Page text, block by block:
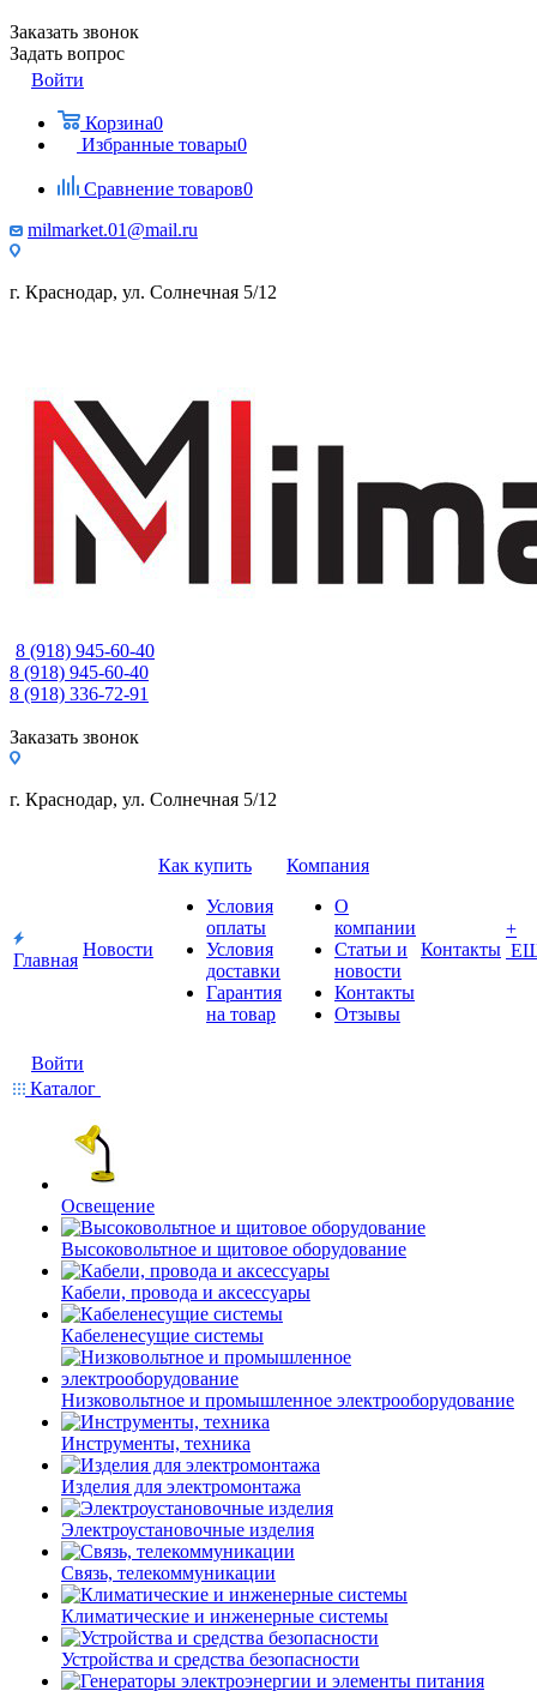
Заказать звонок
Задать вопрос
Войти
Корзина0
Избранные товары0
Сравнение товаров0
milmarket.01@mail.ru
г. Краснодар, ул. Солнечная 5/12
8 (918) 945-60-40
8 (918) 945-60-40
8 (918) 336-72-91
Заказать звонок
г. Краснодар, ул. Солнечная 5/12
Главная
Новости
Как купить
Условия
оплаты
Условия
доставки
Гарантия
на товар
Компания
О
компании
Статьи и
новости
Контакты
Отзывы
Контакты
+
Войти
Каталог
Освещение
Высоковольтное и щитовое оборудование
Кабели, провода и аксессуары
Кабеленесущие системы
Низковольтное и промышленное электрооборудование
Инструменты, техника
Изделия для электромонтажа
Электроустановочные изделия
Связь, телекоммуникации
Климатические и инженерные системы
Устройства и средства безопасности